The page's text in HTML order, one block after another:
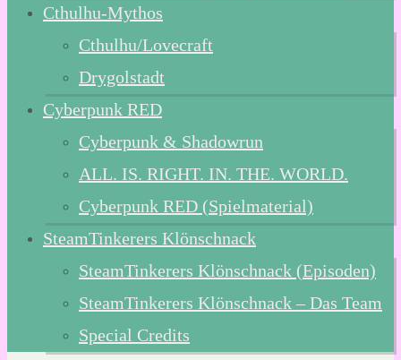
Cthulhu-Mythos
Cthulhu/Lovecraft
Drygolstadt
Cyberpunk RED
Cyberpunk & Shadowrun
ALL. IS. RIGHT. IN. THE. WORLD.
Cyberpunk RED (Spielmaterial)
SteamTinkerers Klönschnack
SteamTinkerers Klönschnack (Episoden)
SteamTinkerers Klönschnack – Das Team
Special Credits